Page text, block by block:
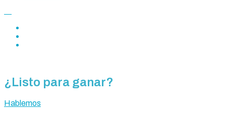
¿Listo para ganar?
Hablemos